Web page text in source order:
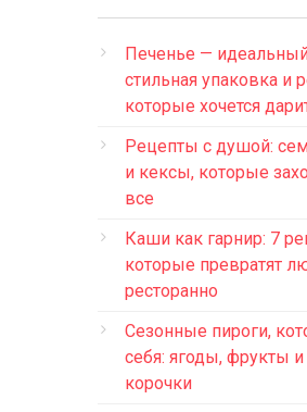
Печенье —
стильная упаковка и
которые хочется
Рецепты с душой:
и кексы, которые
все
Каши как гарнир: 7
которые превратят
ресторанно
Сезонные пироги,
себя: ягоды, фрукты
корочки